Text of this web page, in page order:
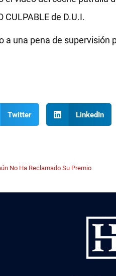
de D.U.I.
a una pena de supervisión
Twitter LinkedIn
No Ha Reclamado Su Premio